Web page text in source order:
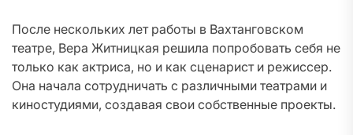
После нескольких лет работы в Вахтанговском
театре, Вера Житницкая решила попробовать себя не
только как актриса, но и как сценарист и режиссер.
Она начала сотрудничать с различными театрами и
киностудиями, создавая свои собственные проекты.